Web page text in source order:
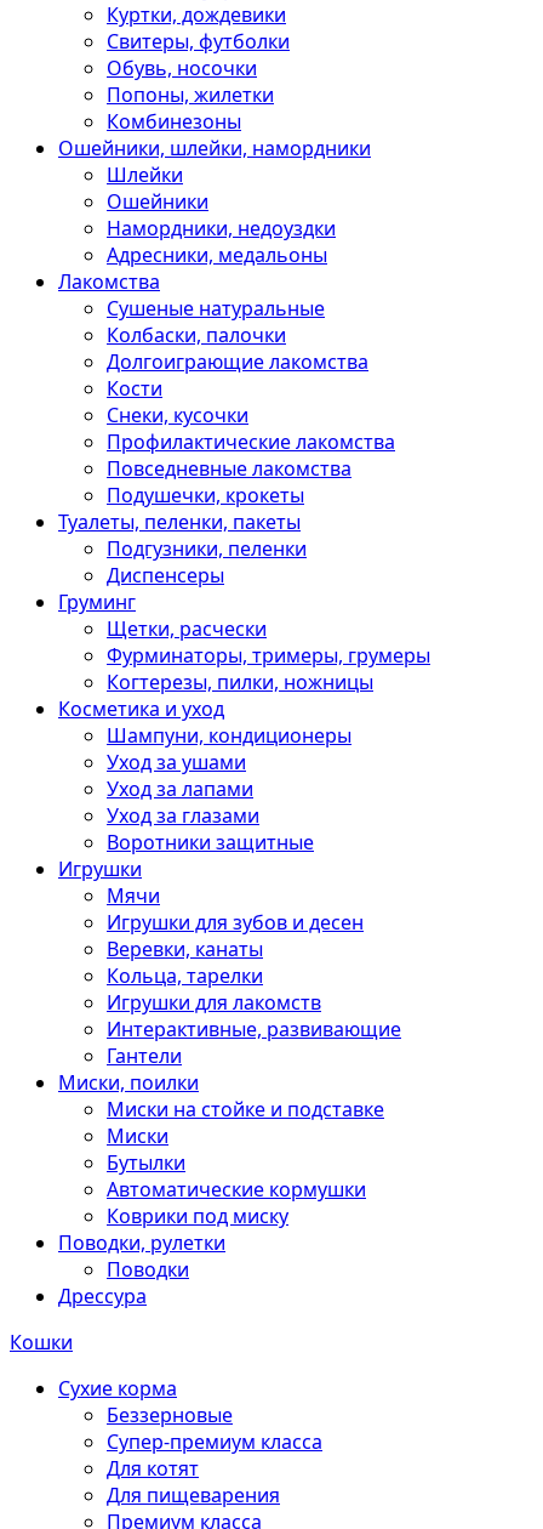
Куртки, дождевики
Свитеры, футболки
Обувь, носочки
Попоны, жилетки
Комбинезоны
Ошейники, шлейки, намордники
Шлейки
Ошейники
Намордники, недоуздки
Адресники, медальоны
Лакомства
Сушеные натуральные
Колбаски, палочки
Долгоиграющие лакомства
Кости
Снеки, кусочки
Профилактические лакомства
Повседневные лакомства
Подушечки, крокеты
Туалеты, пеленки, пакеты
Подгузники, пеленки
Диспенсеры
Груминг
Щетки, расчески
Фурминаторы, тримеры, грумеры
Когтерезы, пилки, ножницы
Косметика и уход
Шампуни, кондиционеры
Уход за ушами
Уход за лапами
Уход за глазами
Воротники защитные
Игрушки
Мячи
Игрушки для зубов и десен
Веревки, канаты
Кольца, тарелки
Игрушки для лакомств
Интерактивные, развивающие
Гантели
Миски, поилки
Миски на стойке и подставке
Миски
Бутылки
Автоматические кормушки
Коврики под миску
Поводки, рулетки
Поводки
Дрессура
Кошки
Сухие корма
Беззерновые
Супер-премиум класса
Для котят
Для пищеварения
Премиум класса